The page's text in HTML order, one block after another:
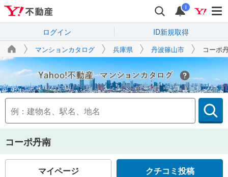
i
ログイン ID新規取得
マンションカタログ 兵庫県 丹波篠山市 コーポ
Yahoo!不動産
コーポ丹南
マイページ クチコミ投稿